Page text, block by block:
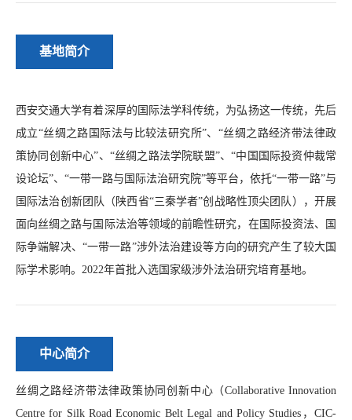
基地简介
西安交通大学有着深厚的国际法学科传统，为弘扬这一传统，先后
成立“丝绸之路国际法与比较法研究所”、“丝绸之路经济带法律政
策协同创新中心”、“丝绸之路法学院联盟”、“中国国际投资仲裁常
设论坛”、“一带一路与国际法治研究院”等平台，依托“一带一路”与
国际法治创新团队（陕西省“三秦学者”创战略性顶尖团队），开展
面向丝绸之路与国际法治等领域的前瞻性研究，在国际投资法、国
际争端解决、“一带一路”涉外法治建设等方向的研究产生了较大国
际学术影响。2022年首批入选国家级涉外法治研究培育基地。
中心简介
丝绸之路经济带法律政策协同创新中心（Collaborative Innovation
Centre for Silk Road Economic Belt Legal and Policy Studies，CIC-